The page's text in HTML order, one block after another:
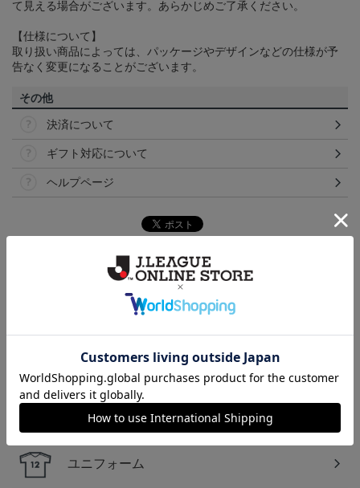
て見える場合がございます。あらかじめご了承ください。
【仕様について】
取り扱い商品によっては、パッケージやデザインなどの仕様が予
告なく変更になることがございます。
その他
決済について
ギフト対応について
ヘルプページ
カテゴリから探す
ユニフォーム